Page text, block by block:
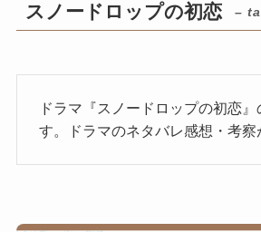
スノードロップの初恋 –
ドラマ『スノードロップの初恋
す。ドラマのネタバレ感想・考察